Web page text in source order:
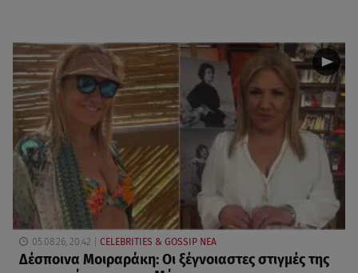
05.08.26, 20:42 CELEBRITIES & GOSSIP ΝΕΑ
Δέσποινα Μοιραράκη: Οι ξέγνοιαστες στιγμές της